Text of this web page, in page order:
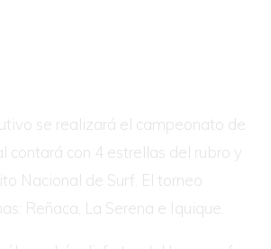
se realizará el campeonato de
contará con 4 estrellas del rubro y
Nacional de Surf. El torneo
Reñaca, La Serena e Iquique.